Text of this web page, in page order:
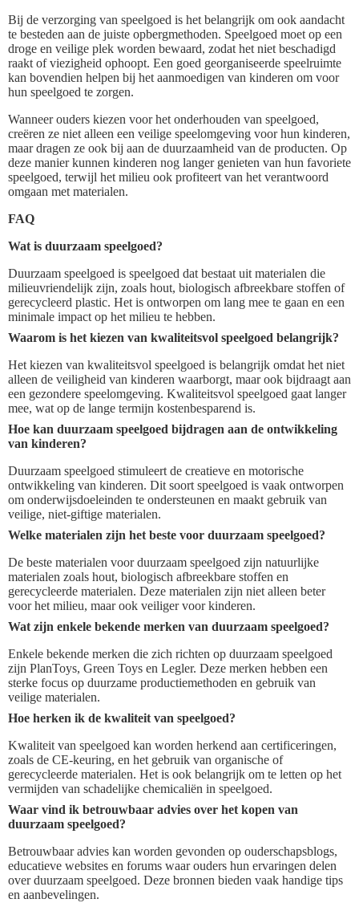
Bij de verzorging van speelgoed is het belangrijk om ook aandacht
te besteden aan de juiste opbergmethoden. Speelgoed moet op een
droge en veilige plek worden bewaard, zodat het niet beschadigd
raakt of viezigheid ophoopt. Een goed georganiseerde speelruimte
kan bovendien helpen bij het aanmoedigen van kinderen om voor
hun speelgoed te zorgen.
Wanneer ouders kiezen voor het onderhouden van speelgoed,
creëren ze niet alleen een veilige speelomgeving voor hun kinderen,
maar dragen ze ook bij aan de duurzaamheid van de producten. Op
deze manier kunnen kinderen nog langer genieten van hun favoriete
speelgoed, terwijl het milieu ook profiteert van het verantwoord
omgaan met materialen.
FAQ
Wat is duurzaam speelgoed?
Duurzaam speelgoed is speelgoed dat bestaat uit materialen die
milieuvriendelijk zijn, zoals hout, biologisch afbreekbare stoffen of
gerecycleerd plastic. Het is ontworpen om lang mee te gaan en een
minimale impact op het milieu te hebben.
Waarom is het kiezen van kwaliteitsvol speelgoed belangrijk?
Het kiezen van kwaliteitsvol speelgoed is belangrijk omdat het niet
alleen de veiligheid van kinderen waarborgt, maar ook bijdraagt aan
een gezondere speelomgeving. Kwaliteitsvol speelgoed gaat langer
mee, wat op de lange termijn kostenbesparend is.
Hoe kan duurzaam speelgoed bijdragen aan de ontwikkeling
van kinderen?
Duurzaam speelgoed stimuleert de creatieve en motorische
ontwikkeling van kinderen. Dit soort speelgoed is vaak ontworpen
om onderwijsdoeleinden te ondersteunen en maakt gebruik van
veilige, niet-giftige materialen.
Welke materialen zijn het beste voor duurzaam speelgoed?
De beste materialen voor duurzaam speelgoed zijn natuurlijke
materialen zoals hout, biologisch afbreekbare stoffen en
gerecycleerde materialen. Deze materialen zijn niet alleen beter
voor het milieu, maar ook veiliger voor kinderen.
Wat zijn enkele bekende merken van duurzaam speelgoed?
Enkele bekende merken die zich richten op duurzaam speelgoed
zijn PlanToys, Green Toys en Legler. Deze merken hebben een
sterke focus op duurzame productiemethoden en gebruik van
veilige materialen.
Hoe herken ik de kwaliteit van speelgoed?
Kwaliteit van speelgoed kan worden herkend aan certificeringen,
zoals de CE-keuring, en het gebruik van organische of
gerecycleerde materialen. Het is ook belangrijk om te letten op het
vermijden van schadelijke chemicaliën in speelgoed.
Waar vind ik betrouwbaar advies over het kopen van
duurzaam speelgoed?
Betrouwbaar advies kan worden gevonden op ouderschapsblogs,
educatieve websites en forums waar ouders hun ervaringen delen
over duurzaam speelgoed. Deze bronnen bieden vaak handige tips
en aanbevelingen.